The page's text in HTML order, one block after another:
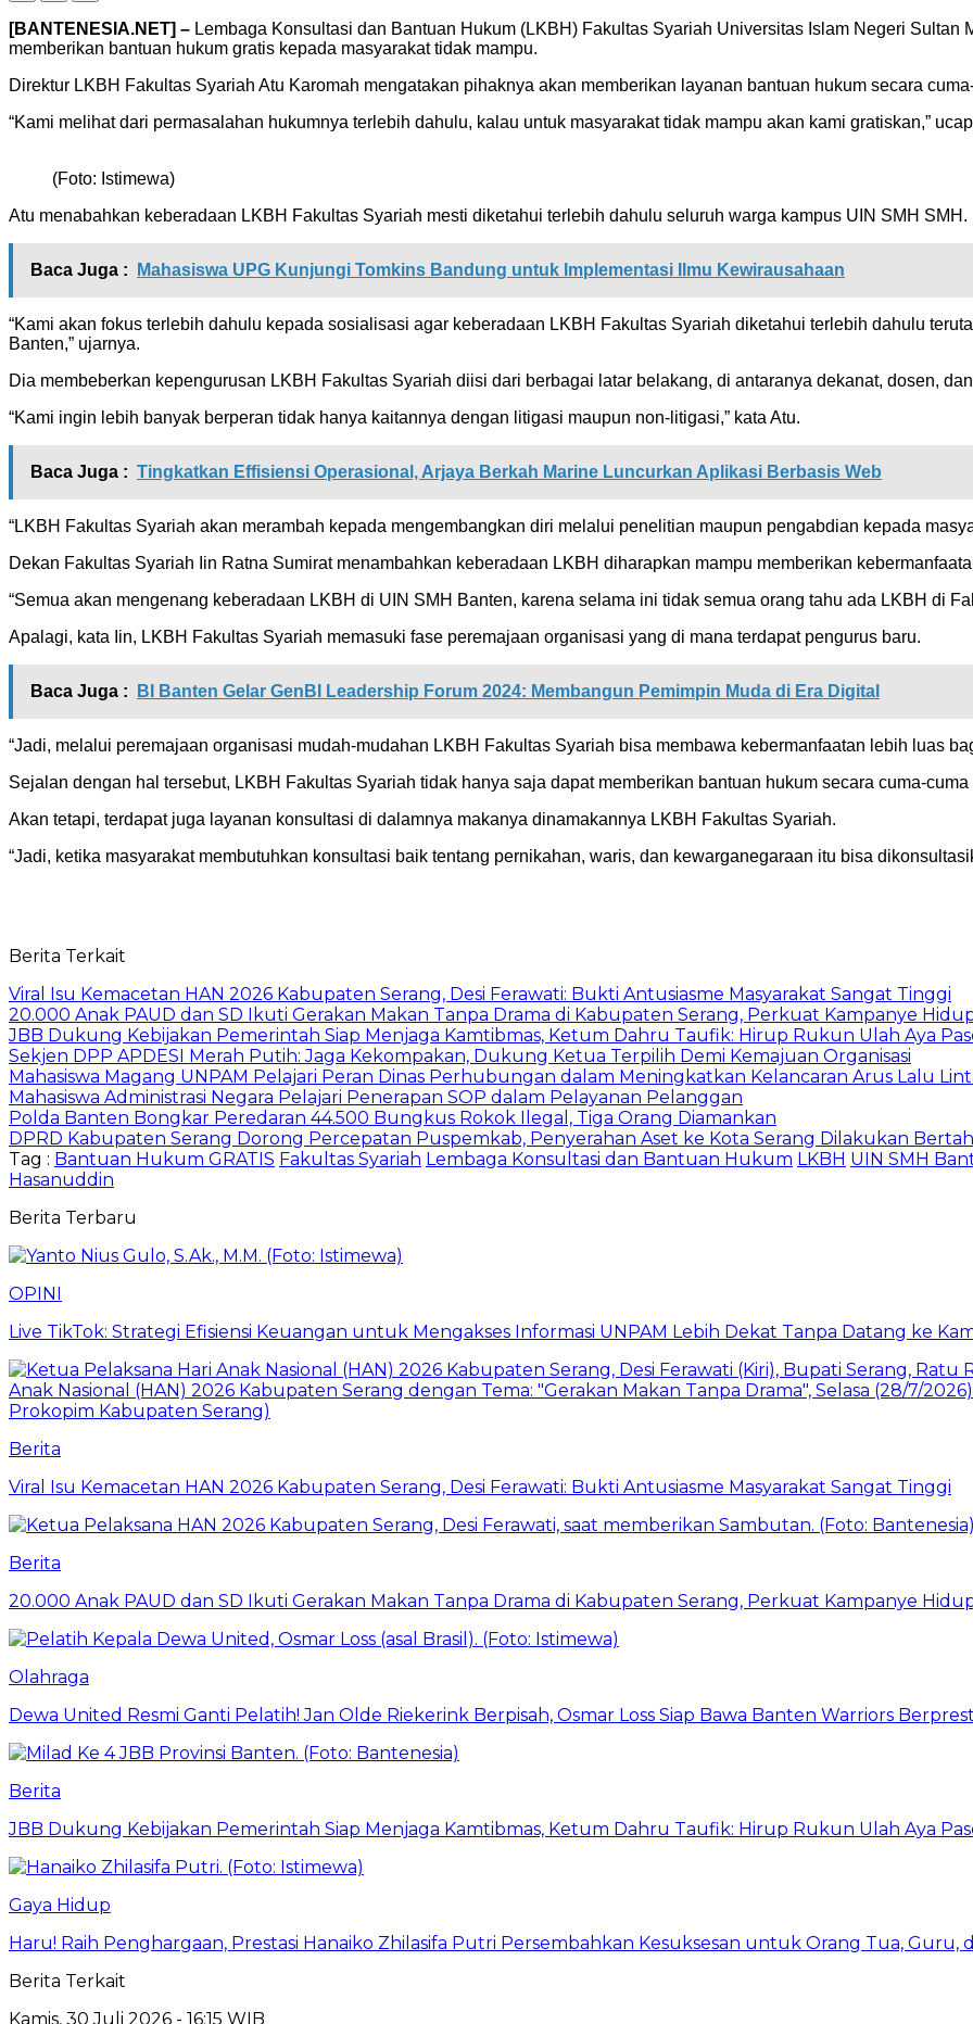
[BANTENESIA.NET] – Lembaga Konsultasi dan Bantuan Hukum (LKBH) Fakultas Syariah Universitas Islam Negeri
memberikan bantuan hukum gratis kepada masyarakat tidak mampu.
Direktur LKBH Fakultas Syariah Atu Karomah mengatakan pihaknya akan memberikan layanan bantuan hukum secara
“Kami melihat dari permasalahan hukumnya terlebih dahulu, kalau untuk masyarakat tidak mampu akan kami gratiskan,”
(Foto: Istimewa)
Atu menabahkan keberadaan LKBH Fakultas Syariah mesti diketahui terlebih dahulu seluruh warga kampus UIN SMH SMH.
Baca Juga : Mahasiswa UPG Kunjungi Tomkins Bandung untuk Implementasi Ilmu Kewirausahaan
“Kami akan fokus terlebih dahulu kepada sosialisasi agar keberadaan LKBH Fakultas Syariah diketahui terlebih dahulu
Banten,” ujarnya.
Dia membeberkan kepengurusan LKBH Fakultas Syariah diisi dari berbagai latar belakang, di antaranya dekanat, dosen,
“Kami ingin lebih banyak berperan tidak hanya kaitannya dengan litigasi maupun non-litigasi,” kata Atu.
Baca Juga : Tingkatkan Effisiensi Operasional, Arjaya Berkah Marine Luncurkan Aplikasi Berbasis Web
“LKBH Fakultas Syariah akan merambah kepada mengembangkan diri melalui penelitian maupun pengabdian kepada
Dekan Fakultas Syariah Iin Ratna Sumirat menambahkan keberadaan LKBH diharapkan mampu memberikan
“Semua akan mengenang keberadaan LKBH di UIN SMH Banten, karena selama ini tidak semua orang tahu ada LKBH di
Apalagi, kata Iin, LKBH Fakultas Syariah memasuki fase peremajaan organisasi yang di mana terdapat pengurus baru.
Baca Juga : BI Banten Gelar GenBI Leadership Forum 2024: Membangun Pemimpin Muda di Era Digital
“Jadi, melalui peremajaan organisasi mudah-mudahan LKBH Fakultas Syariah bisa membawa kebermanfaatan lebih luas
Sejalan dengan hal tersebut, LKBH Fakultas Syariah tidak hanya saja dapat memberikan bantuan hukum secara cuma-
Akan tetapi, terdapat juga layanan konsultasi di dalamnya makanya dinamakannya LKBH Fakultas Syariah.
“Jadi, ketika masyarakat membutuhkan konsultasi baik tentang pernikahan, waris, dan kewarganegaraan itu bisa
Berita Terkait
Viral Isu Kemacetan HAN 2026 Kabupaten Serang, Desi Ferawati: Bukti Antusiasme Masyarakat Sangat Tinggi
20.000 Anak PAUD dan SD Ikuti Gerakan Makan Tanpa Drama di Kabupaten Serang, Perkuat Kampanye
JBB Dukung Kebijakan Pemerintah Siap Menjaga Kamtibmas, Ketum Dahru Taufik: Hirup Rukun Ulah Aya
Sekjen DPP APDESI Merah Putih: Jaga Kekompakan, Dukung Ketua Terpilih Demi Kemajuan Organisasi
Mahasiswa Magang UNPAM Pelajari Peran Dinas Perhubungan dalam Meningkatkan Kelancaran Arus Lalu
Mahasiswa Administrasi Negara Pelajari Penerapan SOP dalam Pelayanan Pelanggan
Polda Banten Bongkar Peredaran 44.500 Bungkus Rokok Ilegal, Tiga Orang Diamankan
DPRD Kabupaten Serang Dorong Percepatan Puspemkab, Penyerahan Aset ke Kota Serang Dilakukan
Tag : Bantuan Hukum GRATIS Fakultas Syariah Lembaga Konsultasi dan Bantuan Hukum LKBH UIN SMH
Hasanuddin
Berita Terbaru
OPINI
Live TikTok: Strategi Efisiensi Keuangan untuk Mengakses Informasi UNPAM Lebih Dekat Tanpa Datang ke
Berita
Viral Isu Kemacetan HAN 2026 Kabupaten Serang, Desi Ferawati: Bukti Antusiasme Masyarakat Sangat Tinggi
Berita
20.000 Anak PAUD dan SD Ikuti Gerakan Makan Tanpa Drama di Kabupaten Serang, Perkuat Kampanye
Olahraga
Dewa United Resmi Ganti Pelatih! Jan Olde Riekerink Berpisah, Osmar Loss Siap Bawa Banten Warriors
Berita
JBB Dukung Kebijakan Pemerintah Siap Menjaga Kamtibmas, Ketum Dahru Taufik: Hirup Rukun Ulah Aya
Gaya Hidup
Haru! Raih Penghargaan, Prestasi Hanaiko Zhilasifa Putri Persembahkan Kesuksesan untuk Orang Tua, Guru,
Berita Terkait
Kamis, 30 Juli 2026 - 16:15 WIB